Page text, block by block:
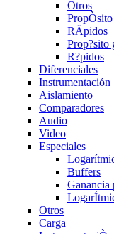
Otros
RÄpidos
Prop?sito
R?pidos
Diferenciales
Instrumentación
Aislamiento
Comparadores
Audio
Video
Especiales
Buffers
Ganancia
Otros
Carga